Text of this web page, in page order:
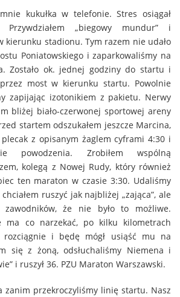
kukułka w telefonie. Stres osiągał
Przywdziałem „biegowy mundur” i
kierunku stadionu. Tym razem nie udało
Poniatowskiego i zaparkowaliśmy na
Zostało ok. jednej godziny do startu i
most w kierunku startu. Powolnie
zapijając izotonikiem z pakietu. Nerwy
bliżej biało-czerwonej sportowej areny
startem odszukałem jeszcze Marcina,
z opisanym żaglem cyframi 4:30 i
powodzenia. Zrobiłem wspólną
kolegą z Nowej Rudy, który również
ten maraton w czasie 3:30. Udaliśmy
ruszyć jak najbliżej „zająca”, ale
że nie było to możliwe.
ma co narzekać, po kilku kilometrach
i będę mógł usiąść mu na
się z żoną, odsłuchaliśmy Niemena i
i ruszył 36. PZU Maraton Warszawski.
zanim przekroczyliśmy linię startu. Nasz